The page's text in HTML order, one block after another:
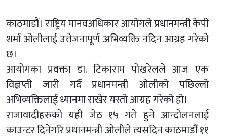
काठमाडौं। राष्ट्रिय मानवअधिकार आयोगले प्रधानमन्त्री केपी
शर्मा ओलीलाई उत्तेजनापूर्ण अभिव्यक्ति नदिन आग्रह गरेको
छ।
आयोगका प्रवक्ता डा. टिकाराम पोखरेलले आज एक
विज्ञप्ती जारी गर्दै प्रधानमन्त्री ओलीको पछिल्लो
अभिव्यक्तिलाई ध्यानमा राखेर यस्तो आग्रह गरेको हो।
राजावादीहरुको यही जेठ १५ गते हुने आन्दोलनलाई
काउन्टर दिनेगरि प्रधानमन्त्री ओलीले त्यसदिन काठमाडौं ११